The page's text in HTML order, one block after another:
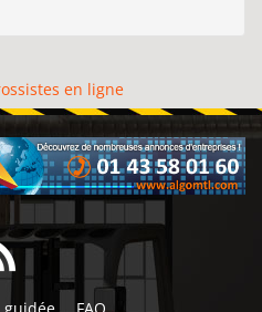
en ligne
guidée FAQ